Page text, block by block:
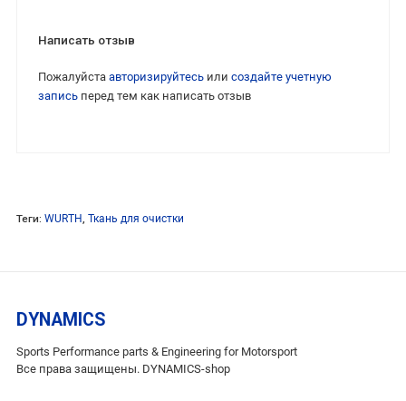
Написать отзыв
Пожалуйста авторизируйтесьили создайте учетную
записьперед тем как написать отзыв
Теги: WURTH, Ткань для очистки
DYNAMICS
Sports Performance parts & Engineering for Motorsport
Все права защищены. DYNAMICS-shop